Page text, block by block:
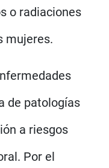
o radiaciones
mujeres.
de patologías
a riesgos
Por el